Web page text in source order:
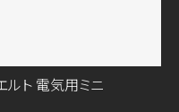
ルト 電気用ミニ